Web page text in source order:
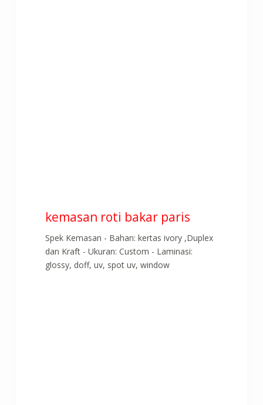
kemasan roti bakar paris
Spek Kemasan - Bahan: kertas ivory ,Duplex
dan Kraft - Ukuran: Custom - Laminasi:
glossy, doff, uv, spot uv, window